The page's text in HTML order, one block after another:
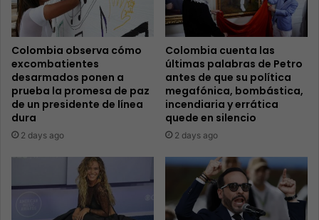
Colombia observa cómo
excombatientes
desarmados ponen a
prueba la promesa de paz
de un presidente de línea
dura
2 days ago
Colombia cuenta las
últimas palabras de Petro
antes de que su política
megafónica, bombástica,
incendiaria y errática
quede en silencio
2 days ago